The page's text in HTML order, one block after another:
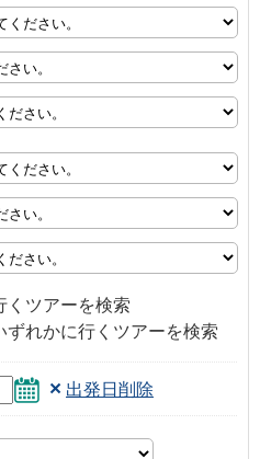
くツアーを検索
ずれかに行くツアーを検索
× 出発日削除